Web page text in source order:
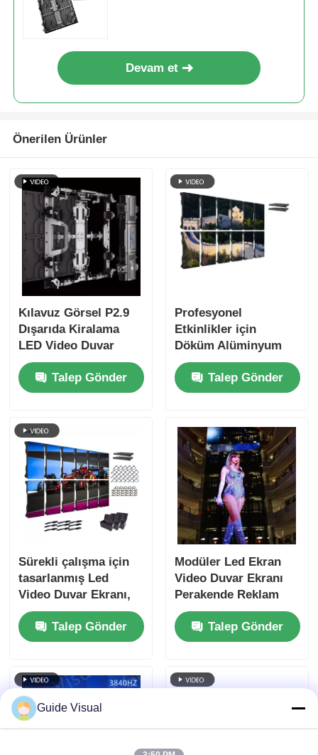
Devam et
Önerilen Ürünler
Kılavuz Görsel P2.9
Dışarıda Kiralama
LED Video Duvar
Ölçümlü Kalıp Dolabı
Konser Etkinlikleri
İçin Dikişsiz Sahne
Talep Gönder
Profesyonel
Etkinlikler için
Döküm Alüminyum
Dolaplı 7680Hz
Yenileme Hızı IP65 Su
Geçirmez LED Video
Talep Gönder
Sürekli çalışma için
tasarlanmış Led
Video Duvar Ekranı,
zorlu ortamlarda
uzun ömürlü olmasını
sağlayan bileşenlerle
Talep Gönder
Modüler Led Ekran
Video Duvar Ekranı
Perakende Reklam
Arka Planı İçin
Talep Gönder
Guide Visual